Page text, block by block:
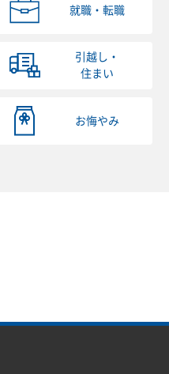
就職・転職
引越し・
住まい
お悔やみ